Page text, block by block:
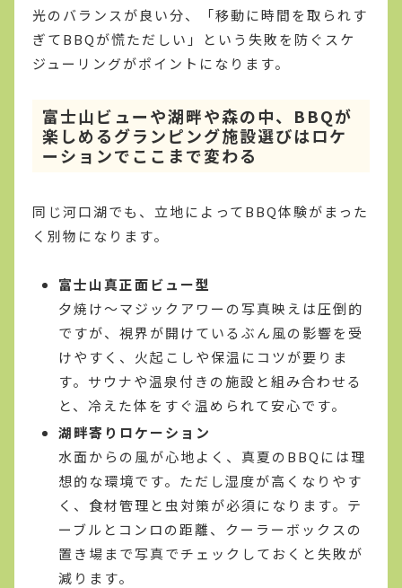
光のバランスが良い分、「移動に時間を取られす
ぎてBBQが慌ただしい」という失敗を防ぐスケ
ジューリングがポイントになります。
富士山ビューや湖畔や森の中、BBQが
楽しめるグランピング施設選びはロケ
ーションでここまで変わる
同じ河口湖でも、立地によってBBQ体験がまった
く別物になります。
富士山真正面ビュー型
夕焼け〜マジックアワーの写真映えは圧倒的
ですが、視界が開けているぶん風の影響を受
けやすく、火起こしや保温にコツが要りま
す。サウナや温泉付きの施設と組み合わせる
と、冷えた体をすぐ温められて安心です。
湖畔寄りロケーション
水面からの風が心地よく、真夏のBBQには理
想的な環境です。ただし湿度が高くなりやす
く、食材管理と虫対策が必須になります。テ
ーブルとコンロの距離、クーラーボックスの
置き場まで写真でチェックしておくと失敗が
減ります。